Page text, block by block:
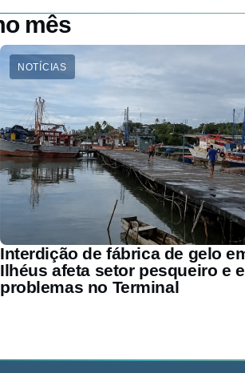
mês
NOTÍCIAS
Interdição de fábrica de gelo
Ilhéus afeta setor pesqueiro e
problemas no Terminal